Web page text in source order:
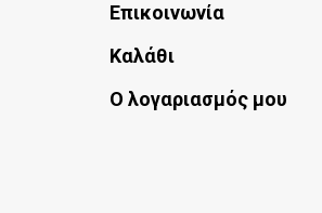
Επικοινωνία
Καλάθι
Ο λογαριασμός μου